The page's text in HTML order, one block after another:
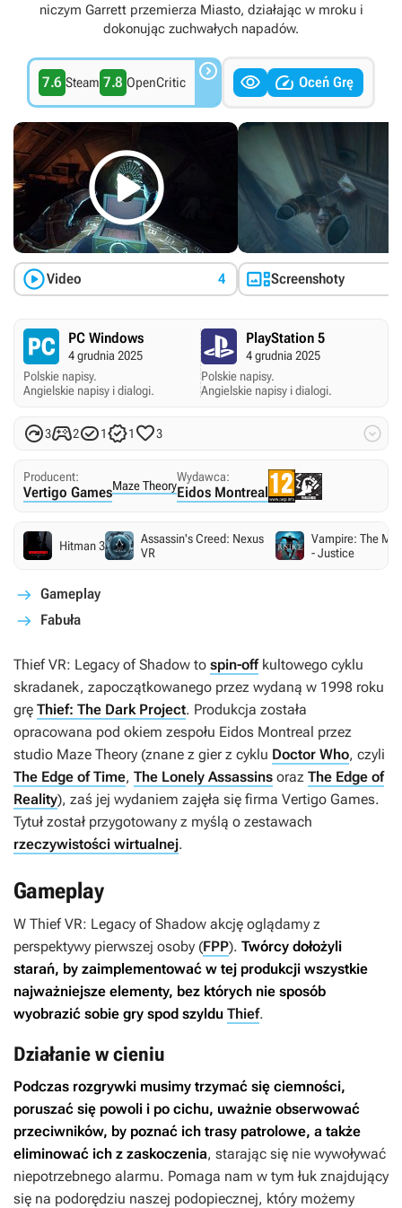
niczym Garrett przemierza Miasto, działając w mroku i
dokonując zuchwałych napadów.
7.6 Steam 7.8 OpenCritic    Oceń Grę

Video 4 Screenshoty
PC Windows
4 grudnia 2025
Polskie napisy.
Angielskie napisy i dialogi.
PlayStation 5
4 grudnia 2025
Polskie napisy.
Angielskie napisy i dialogi.
3211 3 
Producent:
Vertigo GamesMaze Theory
Wydawca:
Eidos Montreal
Hitman 3
Assassin's Creed: Nexus
VR
Vampire: The
- Justice
Gameplay
Fabuła
Thief VR: Legacy of Shadow to spin-offkultowego cyklu
skradanek, zapoczątkowanego przez wydaną w 1998 roku
grę Thief: The Dark Project. Produkcja została
opracowana pod okiem zespołu Eidos Montreal przez
studio Maze Theory (znane z gier z cyklu Doctor Who, czyli
The Edge of Time, The Lonely Assassins oraz The Edge of
Reality), zaś jej wydaniem zajęła się firma Vertigo Games.
Tytuł został przygotowany z myślą o zestawach
rzeczywistości wirtualnej.
Gameplay
W Thief VR: Legacy of Shadow akcję oglądamy z
perspektywy pierwszej osoby (FPP). Twórcy dołożyli
starań, by zaimplementować w tej produkcji wszystkie
najważniejsze elementy, bez których nie sposób
wyobrazić sobie gry spod szyldu Thief.
Działanie w cieniu
Podczas rozgrywki musimy trzymać się ciemności,
poruszać się powoli i po cichu, uważnie obserwować
przeciwników, by poznać ich trasy patrolowe, a także
eliminować ich z zaskoczenia, starając się nie wywoływać
niepotrzebnego alarmu. Pomaga nam w tym łuk znajdujący
się na podorędziu naszej podopiecznej, który możemy